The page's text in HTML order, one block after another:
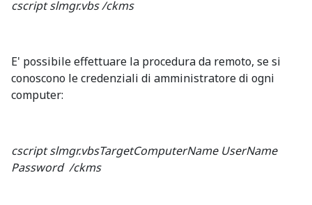
cscript slmgr.vbs /ckms
E' possibile effettuare la procedura da remoto, se si
conoscono le credenziali di amministratore di ogni
computer:
cscript slmgr.vbsTargetComputerName UserName
Password /ckms